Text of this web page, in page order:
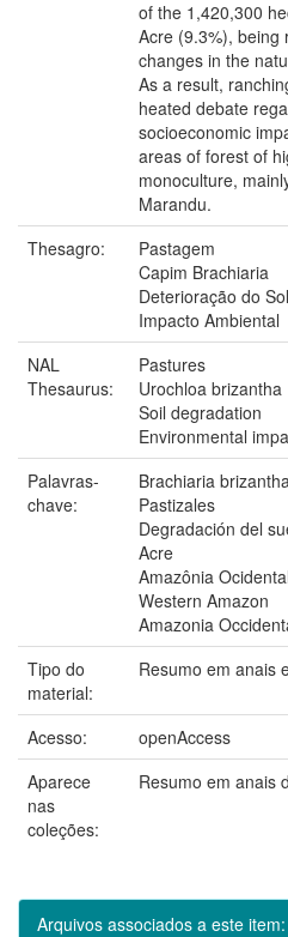
of the 1,420,300
Acre (9.3%), being
changes in the
As a result,
heated debate
socioeconomic
areas of forest of
monoculture,
Marandu.
Thesagro:
Pastagem
Capim Brachiaria
Deterioração do
Impacto Ambiental
NAL
Thesaurus:
Pastures
Urochloa brizantha
Soil degradation
Environmental
Palavras-
chave:
Brachiaria
Pastizales
Degradación del
Acre
Amazônia Ocidental
Western Amazon
Amazonia
Tipo do
material:
Resumo em anais
Acesso:
openAccess
Aparece
nas
coleções:
Resumo em anais
Arquivos associados a este item: